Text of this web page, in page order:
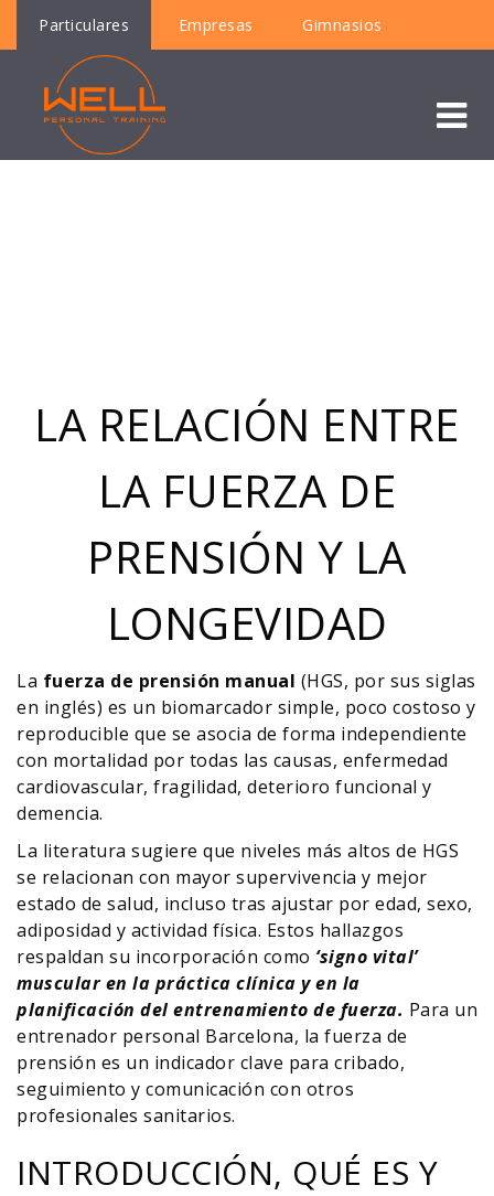
Particulares Empresas Gimnasios
LA RELACIÓN ENTRE
LA FUERZA DE
PRENSIÓN Y LA
LONGEVIDAD
La fuerza de prensión manual (HGS, por sus siglas
en inglés) es un biomarcador simple, poco costoso y
reproducible que se asocia de forma independiente
con mortalidad por todas las causas, enfermedad
cardiovascular, fragilidad, deterioro funcional y
demencia.
La literatura sugiere que niveles más altos de HGS
se relacionan con mayor supervivencia y mejor
estado de salud, incluso tras ajustar por edad, sexo,
adiposidad y actividad física. Estos hallazgos
respaldan su incorporación como ‘signo vital’
muscular en la práctica clínica y en la
planificación del entrenamiento de fuerza. Para un
entrenador personal Barcelona, la fuerza de
prensión es un indicador clave para cribado,
seguimiento y comunicación con otros
profesionales sanitarios.
INTRODUCCIÓN, QUÉ ES Y